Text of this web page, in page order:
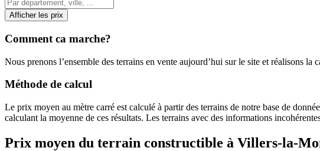
Afficher les prix
Comment ca marche?
Nous prenons l’ensemble des terrains en vente aujourd’hui sur le site et réalisons
Méthode de calcul
Le prix moyen au mètre carré est calculé à partir des terrains de notre base de
calculant la moyenne de ces résultats. Les terrains avec des informations
Prix moyen du terrain constructible à Villers-la-